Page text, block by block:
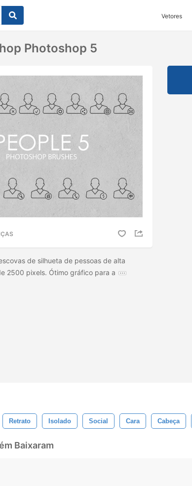
Vetores
Photoshop 5
de silhueta de pessoas de alta
2500 pixels. Ótimo gráfico para a
Retrato Isolado Social Cara Cabeça
Baixaram